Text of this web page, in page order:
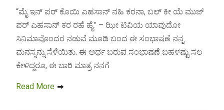
“ಮೈ ಇನ್ ಪರ್ ಕೊಯಿ ಎಹಸಾನ್ ನಹಿ ಕರನಾ, ಬಲ್ ಕೀ ಯೆ ಮುಜ್
ಪರ್ ಎಹಸಾನ್ ಕರ ರಹೆ ಹೈ” – ಝೀ ಟಿವಿಯ ಯಾವುದೋ
ಸಿನಿಮಾವೊಂದರ ನಡುವೆ ಮೂಡಿ ಬಂದ ಈ ಸಂಭಾಷಣೆ ನನ್ನ
ಮನಸ್ಸನ್ನು ಸೆಳೆಯಿತು. ಈ ಅರ್ಥ ಬರುವ ಸಂಭಾಷಣೆ ಬಹಳಷ್ಟು ಸಲ
ಕೇಳಿದ್ದರೂ, ಈ ಬಾರಿ ಮಾತ್ರ ನನಗೆ
Read More